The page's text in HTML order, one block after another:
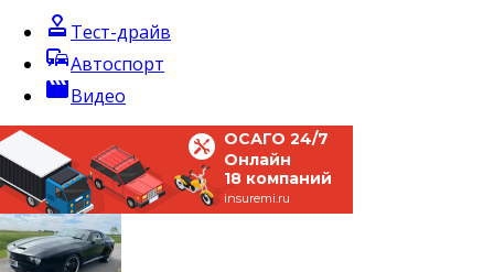
approval Тест-драйв
commuteАвтоспорт
movieВидео
ОСАГО 24/7
Онлайн
18 компаний
insuremi.ru